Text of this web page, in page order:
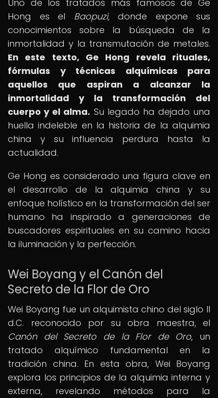
Uno de los tratados más famosos de Ge
Hong es el Baopuzi, donde expone sus
conocimientos sobre la búsqueda de la
inmortalidad y la transmutación de metales.
En este texto, Ge Hong revela rituales,
fórmulas y técnicas alquímicas para
aquellos que aspiran a alcanzar la
inmortalidad y la transformación del
cuerpo y el alma. Su legado ha dejado una
huella indeleble en la historia de la alquimia
china y su influencia perdura hasta la
actualidad.
Ge Hong es considerado una figura clave en
el desarrollo de la alquimia china y su
enfoque holístico en la transformación del ser
humano ha inspirado a generaciones de
buscadores espirituales en su camino hacia
la iluminación y la perfección.
Wei Boyang y el Canón del
Secreto de la Flor de Oro
Wei Boyang fue un alquimista chino del siglo II
d.C. reconocido por su obra maestra, el
Canón del Secreto de la Flor de Oro, un
tratado alquímico fundamental en la
tradición china. En esta obra, Wei Boyang
explora los principios de la alquimia interna y
externa, revelando métodos para la